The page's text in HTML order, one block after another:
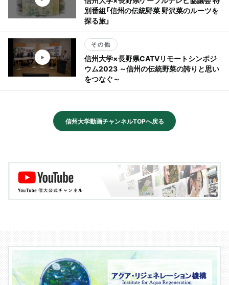
別番組「信州の伝統野菜 野沢菜のルーツを
探る旅」
その他
信州大学×長野県CATVリモートシンポジ
ウム2023 ～信州の伝統野菜の誇りと思い
をつなぐ～
信州大学動画チャンネルTOPへ戻る